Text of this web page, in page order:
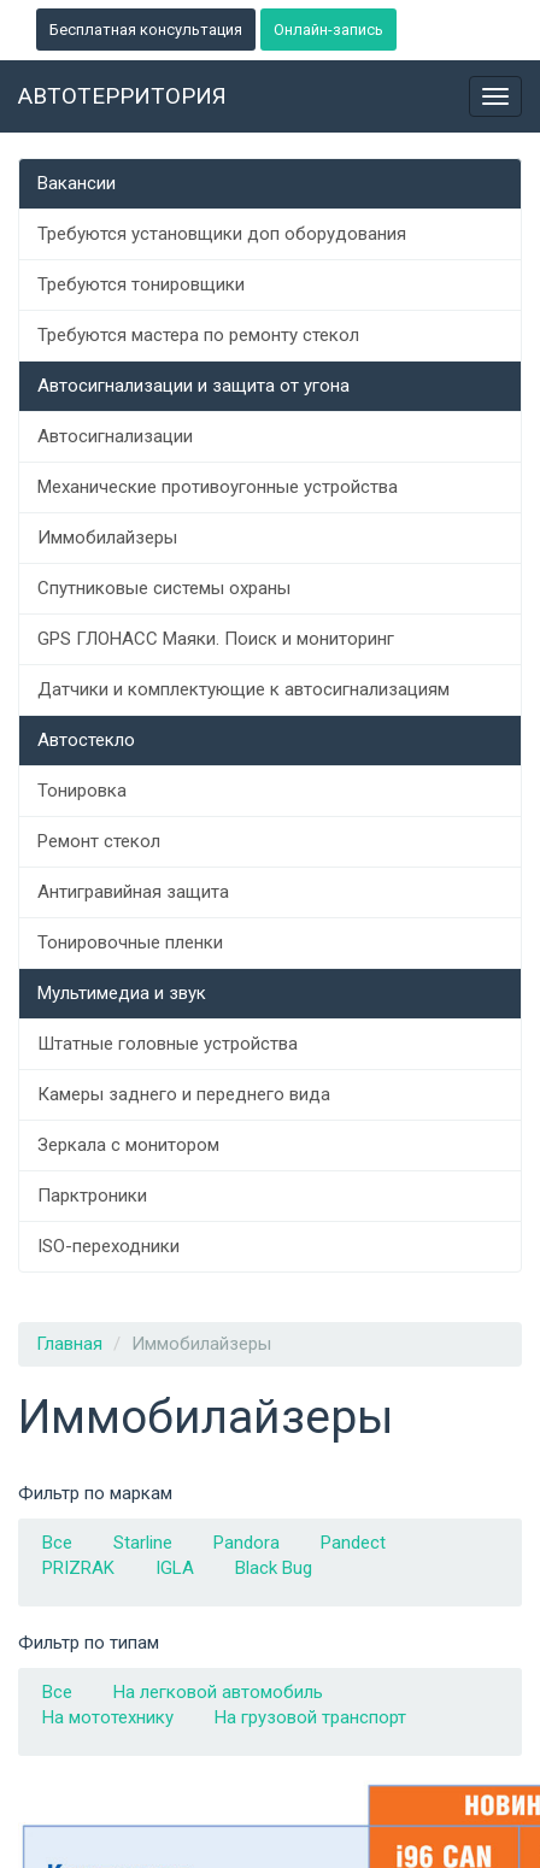
Бесплатная консультация Онлайн-запись
АВТОТЕРРИТОРИЯ
Вакансии
Требуются установщики доп оборудования
Требуются тонировщики
Требуются мастера по ремонту стекол
Автосигнализации и защита от угона
Автосигнализации
Механические противоугонные устройства
Иммобилайзеры
Спутниковые системы охраны
GPS ГЛОНАСС Маяки. Поиск и мониторинг
Датчики и комплектующие к автосигнализациям
Автостекло
Тонировка
Ремонт стекол
Антигравийная защита
Тонировочные пленки
Мультимедиа и звук
Штатные головные устройства
Камеры заднего и переднего вида
Зеркала с монитором
Парктроники
ISO-переходники
Главная Иммобилайзеры
Иммобилайзеры
Фильтр по маркам
Все Starline Pandora
Pandect
PRIZRAK
IGLA Black Bug
Фильтр по типам
Все
На легковой автомобиль
На мототехнику
На грузовой транспорт